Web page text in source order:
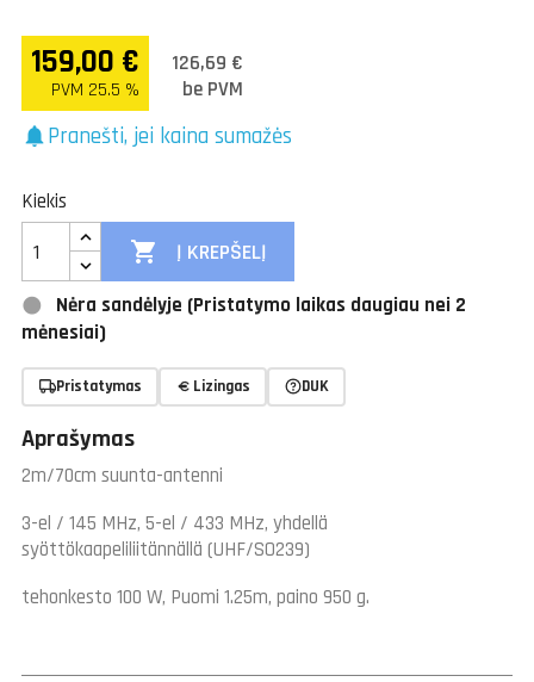
159,00 €
PVM 25.5 %
126,69 €
be PVM
notificationsPranešti, jei kaina sumažės
Kiekis
 Į KREPŠELĮ
Nėra sandėlyje (Pristatymo laikas daugiau nei 2
mėnesiai)
Pristatymas Lizingas DUK
Aprašymas
2m/70cm suunta-antenni
3-el / 145 MHz, 5-el / 433 MHz, yhdellä
syöttökaapeliliitännällä (UHF/SO239)
tehonkesto 100 W, Puomi 1.25m, paino 950 g.